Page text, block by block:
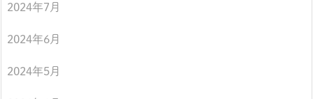
2024年7月
2024年6月
2024年5月